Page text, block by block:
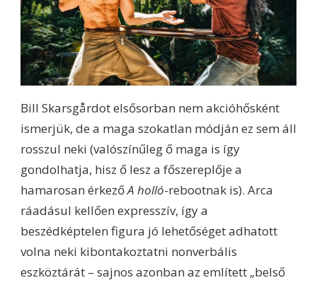
Bill Skarsgårdot elsősorban nem akcióhősként
ismerjük, de a maga szokatlan módján ez sem áll
rosszul neki (valószínűleg ő maga is így
gondolhatja, hisz ő lesz a főszereplője a
hamarosan érkezőA holló-rebootnak is). Arca
ráadásul kellően expresszív, így a
beszédképtelen figura jó lehetőséget adhatott
volna neki kibontakoztatni nonverbális
eszköztárát – sajnos azonban az említett „belső